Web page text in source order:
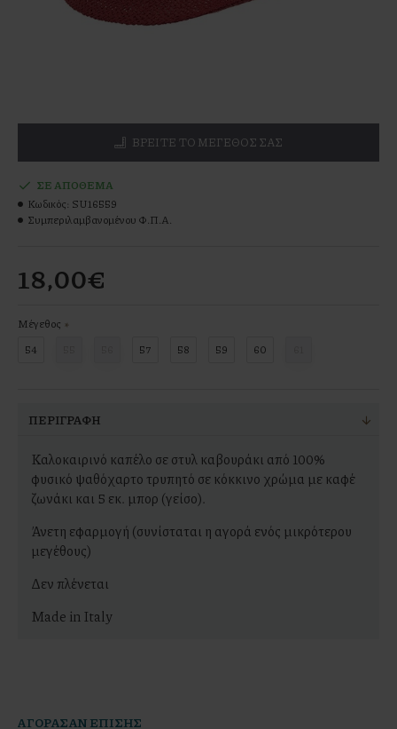
ΒΡΕΊΤΕ ΤΟ ΜΕΓΕΘΌΣ ΣΑΣ
18,00€
ΣΕ ΑΠΌΘΕΜΑ
Κωδικός: SU16559
Συμπεριλαμβανομένου Φ.Π.Α.
Μέγεθος
54
57 58 59 60
ΠΕΡΙΓΡΑΦΉ
Καλοκαιρινό καπέλο σε στυλ καβουράκι από 100%
φυσικό ψαθόχαρτο τρυπητό σε κόκκινο χρώμα με καφέ
ζωνάκι και 5 εκ. μπορ (γείσο).
Άνετη εφαρμογή (συνίσταται η αγορά ενός μικρότερου
μεγέθους)
Δεν πλένεται
Made in Italy
AΓΟΡΆΣΑΝ ΕΠΊΣΗΣ